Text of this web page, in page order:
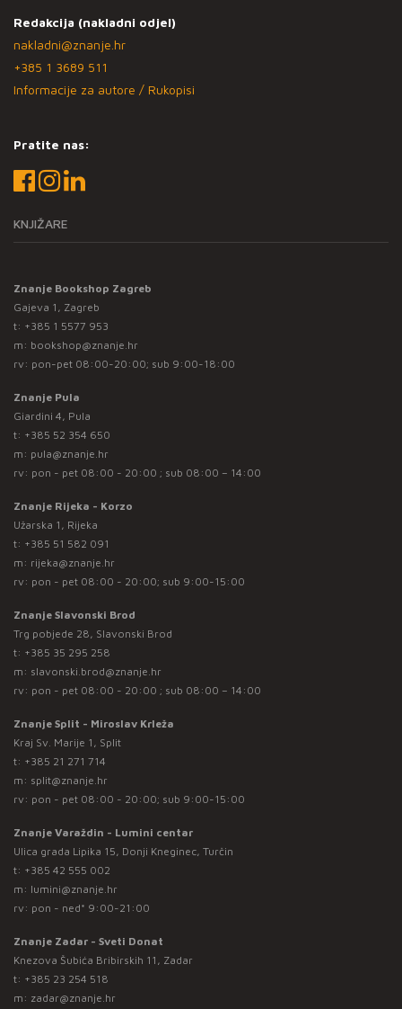
Redakcija (nakladni odjel)
nakladni@znanje.hr
+385 1 3689 511
Informacije za autore / Rukopisi
Pratite nas:
KNJIŽARE
Znanje Bookshop Zagreb
Gajeva 1, Zagreb
t: +385 1 5577 953
m: bookshop@znanje.hr
rv: pon-pet 08:00-20:00; sub 9:00-18:00
Znanje Pula
Giardini 4, Pula
t: +385 52 354 650
m: pula@znanje.hr
rv: pon - pet 08:00 - 20:00 ; sub 08:00 – 14:00
Znanje Rijeka - Korzo
Užarska 1, Rijeka
t: +385 51 582 091
m: rijeka@znanje.hr
rv: pon - pet 08:00 - 20:00; sub 9:00-15:00
Znanje Slavonski Brod
Trg pobjede 28, Slavonski Brod
t: +385 35 295 258
m: slavonski.brod@znanje.hr
rv: pon - pet 08:00 - 20:00 ; sub 08:00 – 14:00
Znanje Split - Miroslav Krleža
Kraj Sv. Marije 1, Split
t: +385 21 271 714
m: split@znanje.hr
rv: pon - pet 08:00 - 20:00; sub 9:00-15:00
Znanje Varaždin - Lumini centar
Ulica grada Lipika 15, Donji Kneginec, Turčin
t: +385 42 555 002
m: lumini@znanje.hr
rv: pon - ned* 9:00-21:00
Znanje Zadar - Sveti Donat
Knezova Šubića Bribirskih 11, Zadar
t: +385 23 254 518
m: zadar@znanje.hr